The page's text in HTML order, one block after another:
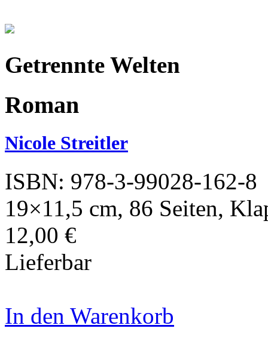
Getrennte Welten
Roman
Nicole Streitler
ISBN: 978-3-99028-162-8
19×11,5 cm, 86 Seiten,
12,00 €
Lieferbar
In den Warenkorb